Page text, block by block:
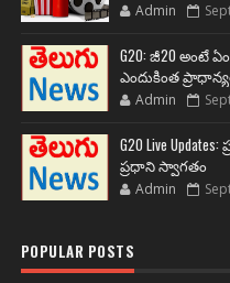
Admin
G20: జీ20 అంటే
ఎందుకింత
Admin
G20 Live
ప్రధాని స్వాగతం
Admin
POPULAR POSTS